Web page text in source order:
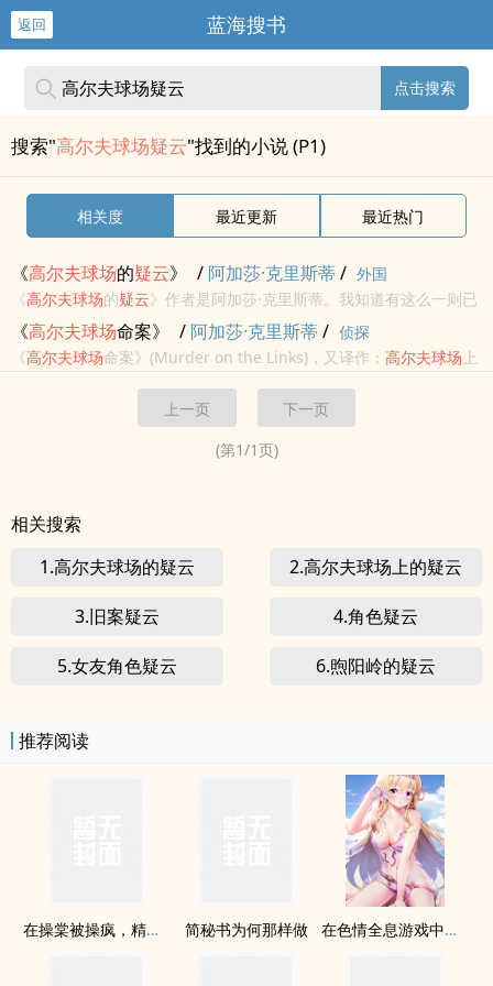
返回 蓝海搜书
点击搜索
搜索"高尔夫球场疑云"找到的小说 (P1)
相关度 最近更新 最近热门
《高尔夫球场的疑云》 / 阿加莎·克里斯蒂/ 外国
《高尔夫球场的疑云》作者是阿加莎·克里斯蒂。我知道有这么一则已
为人所共知的铁事，它的大意是：一位年轻作家决心要把他的故事的
开头写得独具一格、有声有色，想借此引起那些读腻了声色犬马之类
文章的编辑...
《高尔夫球场命案》 / 阿加莎·克里斯蒂/ 侦探
《高尔夫球场命案》(Murder on the Links)，又译作： 高尔夫球场 上
球场的疑云，高尔 夫球场疑云内容。正在伦敦的赫
尔克里·波洛收到一封法国来信，一位署名雷诺的百万富...
上一页
下一页
(第1/1页)
相关搜索
1.高尔夫球场的疑云
2.高尔夫球场上的疑云
3.旧案疑云 4.角色疑云
5.女友角色疑云 6.煦阳岭的疑云
推荐阅读
在操棠被操疯，精液射满了墙面（耽美文 高H） 简秘书为何那样做 在色情全息游戏中直播被肏（高H）